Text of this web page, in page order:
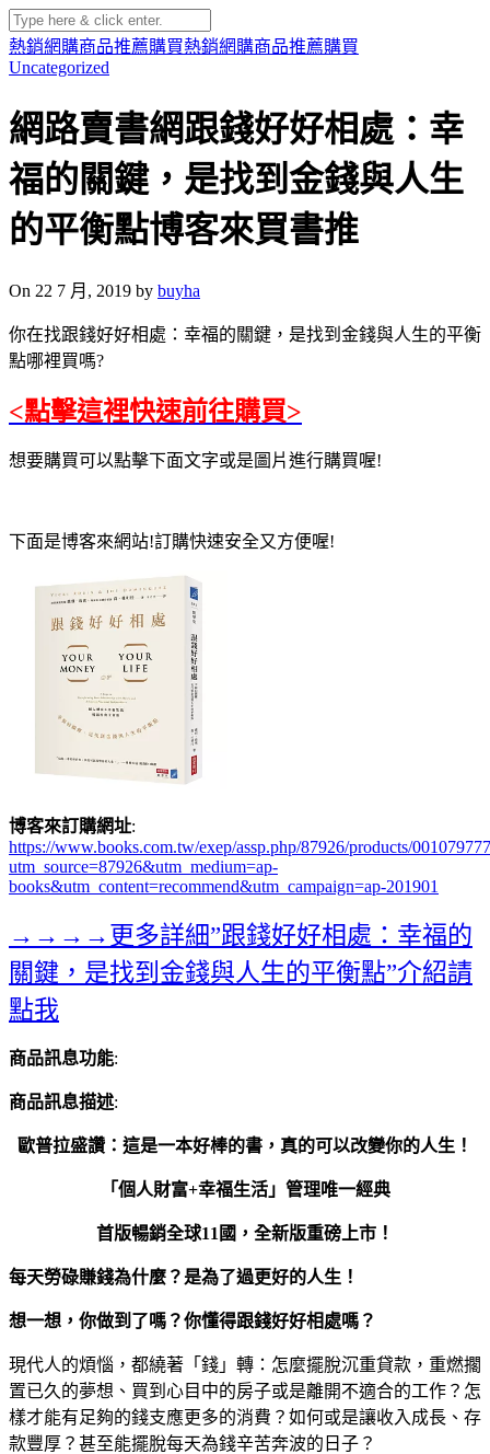
熱銷網購商品推薦購買熱銷網購商品推薦購買
Uncategorized
網路賣書網跟錢好好相處：幸
福的關鍵，是找到金錢與人生
的平衡點博客來買書推
On 22 7 月, 2019 by buyha
你在找跟錢好好相處：幸福的關鍵，是找到金錢與人生的平衡
點哪裡買嗎?
<點擊這裡快速前往購買>
想要購買可以點擊下面文字或是圖片進行購買喔!
下面是博客來網站!訂購快速安全又方便喔!
博客來訂購網址:
https://www.books.com.tw/exep/assp.php/87926/products/
utm_source=87926&utm_medium=ap-
books&utm_content=recommend&utm_campaign=ap-201901
→→→→更多詳細”跟錢好好相處：幸福的
關鍵，是找到金錢與人生的平衡點”介紹請
點我
商品訊息功能:
商品訊息描述:
歐普拉盛讚：這是一本好棒的書，真的可以改變你的人生！
「個人財富+幸福生活」管理唯一經典
首版暢銷全球11國，全新版重磅上市！
每天勞碌賺錢為什麼？是為了過更好的人生！
想一想，你做到了嗎？你懂得跟錢好好相處嗎？
現代人的煩惱，都繞著「錢」轉：怎麼擺脫沉重貸款，重燃擱
置已久的夢想、買到心目中的房子或是離開不適合的工作？怎
樣才能有足夠的錢支應更多的消費？如何或是讓收入成長、存
款豐厚？甚至能擺脫每天為錢辛苦奔波的日子？